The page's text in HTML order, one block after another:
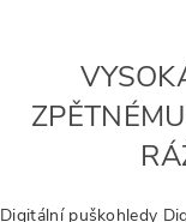
Digitální puškohledy